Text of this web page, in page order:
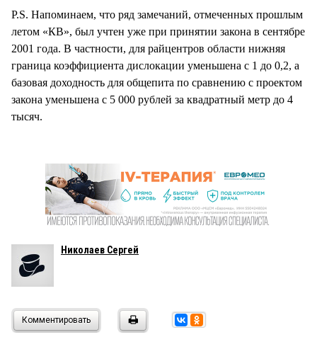
P.S. Напоминаем, что ряд замечаний, отмеченных прошлым
летом «КВ», был учтен уже при принятии закона в сентябре
2001 года. В частности, для райцентров области нижняя
граница коэффициента дислокации уменьшена с 1 до 0,2, а
базовая доходность для общепита по сравнению с проектом
закона уменьшена с 5 000 рублей за квадратный метр до 4
тысяч.
Николаев Сергей
Комментировать